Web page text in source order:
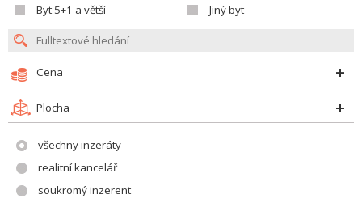
Byt 5+1 a větší
Jiný byt
Cena
Plocha
všechny inzeráty
realitní kancelář
soukromý inzerent